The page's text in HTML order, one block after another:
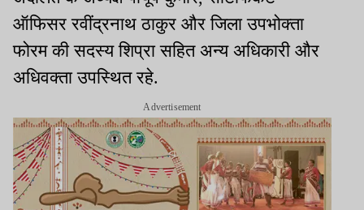
ऑफिसर रवींद्रनाथ ठाकुर और जिला उपभोक्ता
फोरम की सदस्य शिप्रा सहित अन्य अधिकारी और
अधिवक्ता उपस्थित रहे.
Advertisement